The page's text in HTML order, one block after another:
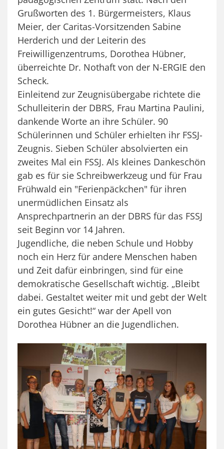
Grußworten des 1. Bürgermeisters, Klaus
Meier, der Caritas-Vorsitzenden Sabine
Herderich und der Leiterin des
Freiwilligenzentrums, Dorothea Hübner,
überreichte Dr. Nothaft von der N-ERGIE den
Scheck.
Einleitend zur Zeugnisübergabe richtete die
Schulleiterin der DBRS, Frau Martina Paulini,
dankende Worte an ihre Schüler. 90
Schülerinnen und Schüler erhielten ihr FSSJ-
Zeugnis. Sieben Schüler absolvierten ein
zweites Mal ein FSSJ. Als kleines Dankeschön
gab es für sie Schreibwerkzeug und für Frau
Frühwald ein "Ferienpäckchen" für ihren
unermüdlichen Einsatz als
Ansprechpartnerin an der DBRS für das FSSJ
seit Beginn vor 14 Jahren.
Jugendliche, die neben Schule und Hobby
noch ein Herz für andere Menschen haben
und Zeit dafür einbringen, sind für eine
demokratische Gesellschaft wichtig. „Bleibt
dabei. Gestaltet weiter mit und gebt der Welt
ein gutes Gesicht!“ war der Apell von
Dorothea Hübner an die Jugendlichen.